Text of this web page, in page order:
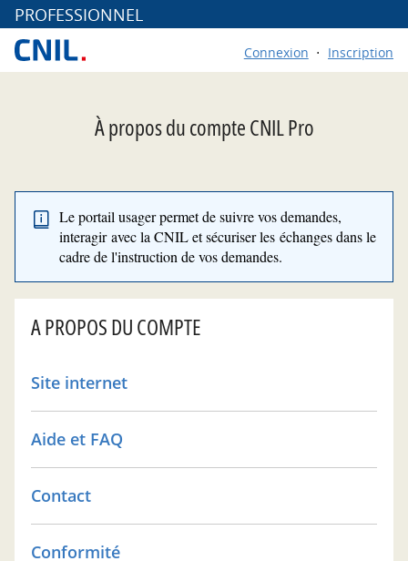
PROFESSIONNEL
Connexion Inscription
À propos du compte CNIL Pro
Le portail usager permet de suivre vos demandes,
interagir avec la CNIL et sécuriser les échanges dans le
cadre de l'instruction de vos demandes.
A PROPOS DU COMPTE
Site internet
Aide et FAQ
Contact
Conformité
*